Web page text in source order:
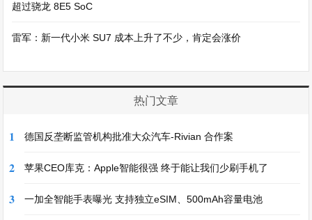
超过骁龙 8E5 SoC
雷军：新一代小米 SU7 成本上升了不少，肯定会涨价
热门文章
1 德国反垄断监管机构批准大众汽车-Rivian 合作案
2 苹果CEO库克：Apple智能很强 终于能让我们少刷手机了
3 一加全智能手表曝光 支持独立eSIM、500mAh容量电池